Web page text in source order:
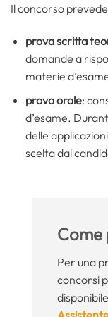
Il concorso
prova scritta
domande a
materie
prova orale:
d’esame.
delle
scelta dal
Come
Per una
concorsi